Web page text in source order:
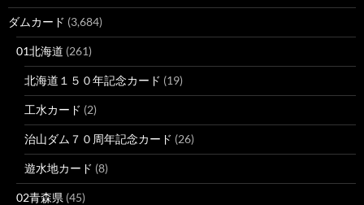
ダムカード (3,684)
01北海道 (261)
北海道１５０年記念カード (19)
工水カード (2)
治山ダム７０周年記念カード (26)
遊水地カード (8)
02青森県 (45)